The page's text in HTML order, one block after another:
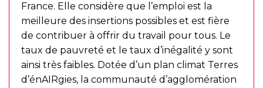
France. Elle considère que l’emploi est la
meilleure des insertions possibles et est fière
de contribuer à offrir du travail pour tous. Le
taux de pauvreté et le taux d’inégalité y sont
ainsi très faibles. Dotée d’un plan climat Terres
d’énAIRgies, la communauté d’agglomération